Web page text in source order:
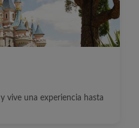
y vive una experiencia hasta